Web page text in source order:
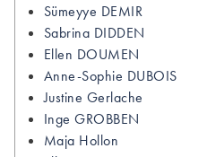
Sümeyye DEMIR
Sabrina DIDDEN
Ellen DOUMEN
Anne-Sophie DUBOIS
Justine Gerlache
Inge GROBBEN
Maja Hollon